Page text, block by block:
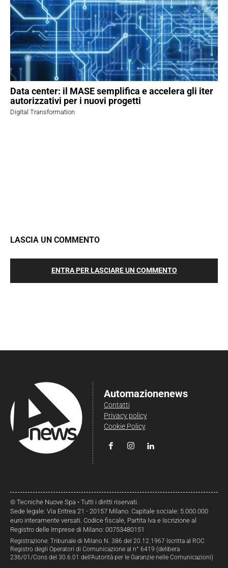
Data center: il MASE semplifica e accelera gli iter
autorizzativi per i nuovi progetti
Digital Transformation
LASCIA UN COMMENTO
ENTRA PER LASCIARE UN COMMENTO
Automazionenews
Contatti
Privacy policy
Cookie Policy
© Tecniche Nuove Spa • Tutti i diritti riservati.
Sede legale: Via Eritrea 21 - 20157 Milano. Capitale sociale: 5.000.000
euro interamente versati. Codice fiscale, Partita Iva e Iscrizione al
Registro delle Imprese di Milano: 00753480151
Registrazione: Tribunale di Milano N. 386 del 20.12.1967 Iscritta al ROC
Registro degli Operatori di Comunicazione al n° 6419 (delibera
236/01/Cons del 30.6.01 dell’Autorità per le Garanzie nelle Comunicazioni)